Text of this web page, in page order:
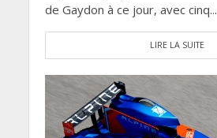
de Gaydon à ce jour, avec cinq...
LIRE LA SUITE